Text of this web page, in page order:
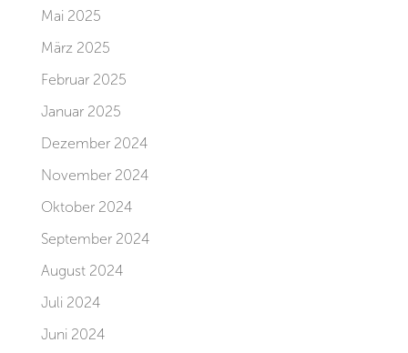
Mai 2025
März 2025
Februar 2025
Januar 2025
Dezember 2024
November 2024
Oktober 2024
September 2024
August 2024
Juli 2024
Juni 2024